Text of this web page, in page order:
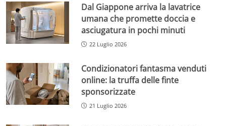
Dal Giappone arriva la lavatrice
umana che promette doccia e
asciugatura in pochi minuti
22 Luglio 2026
Condizionatori fantasma venduti
online: la truffa delle finte
sponsorizzate
21 Luglio 2026